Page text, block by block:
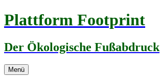
Zum
Inhalt
Plattform Footprint
Der Ökologische Fußabdruck
Menü